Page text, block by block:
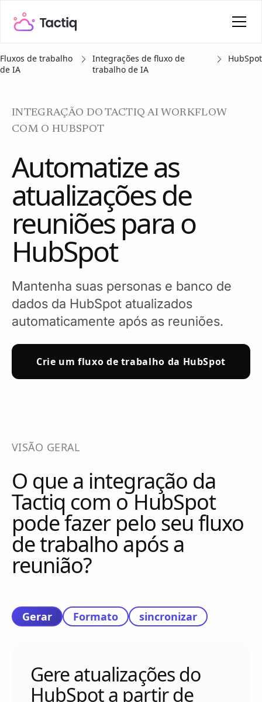
Fluxos de trabalho
de IA
Integrações de fluxo de
trabalho de IA
HubSpot
INTEGRAÇÃO DO TACTIQ AI WORKFLOW
COM O HUBSPOT
Automatize as
atualizações de
reuniões para o
HubSpot
Mantenha suas personas e banco de
dados da HubSpot atualizados
automaticamente após as reuniões.
Crie um fluxo de trabalho da HubSpot
VISÃO GERAL
O que a integração da
Tactiq com o HubSpot
pode fazer pelo seu fluxo
de trabalho após a
reunião?
Gerar Formato sincronizar
Gere atualizações do
HubSpot a partir de